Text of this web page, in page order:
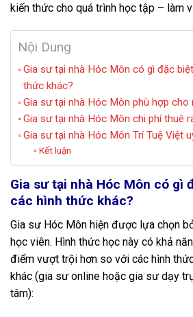
kiến thức cho quá trình học tập – làm
Nội Dung
Gia sư tại nhà Hóc Môn có gì đặc
thức khác?
Gia sư tại nhà Hóc Môn phù hợp cho
Gia sư tại nhà Hóc Môn chi phí thuê
Gia sư tại nhà Hóc Môn Trí Tuệ Việt
Kết luận
Gia sư tại nhà Hóc Môn có gì
các hình thức khác?
Gia sư Hóc Môn hiện được lựa chọn
học viên. Hình thức học này có khả
điểm vượt trội hơn so với các hình
khác (gia sư online hoặc gia sư dạy
tâm):